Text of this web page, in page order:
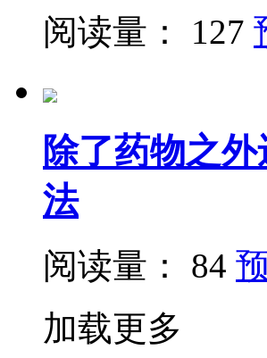
阅读量： 127
除了药物之
法
阅读量： 84
加载更多